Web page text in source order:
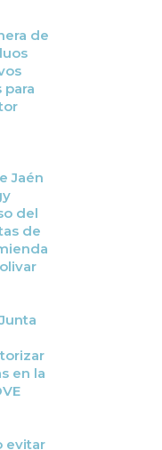
de
para
Jaén
del
de
en la
evitar